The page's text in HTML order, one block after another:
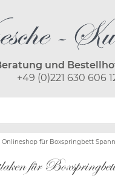
und
+49 (0)221 630 606
Onlineshop für Boxspringbett